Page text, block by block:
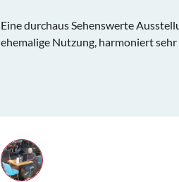
Eine durchaus Sehenswerte
ehemalige Nutzung, harmoniert